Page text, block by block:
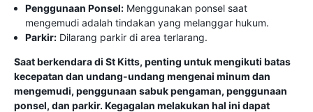
Penggunaan Ponsel: Menggunakan ponsel saat
mengemudi adalah tindakan yang melanggar hukum.
Parkir: Dilarang parkir di area terlarang.
Saat berkendara di St Kitts, penting untuk mengikuti batas
kecepatan dan undang-undang mengenai minum dan
mengemudi, penggunaan sabuk pengaman, penggunaan
ponsel, dan parkir. Kegagalan melakukan hal ini dapat